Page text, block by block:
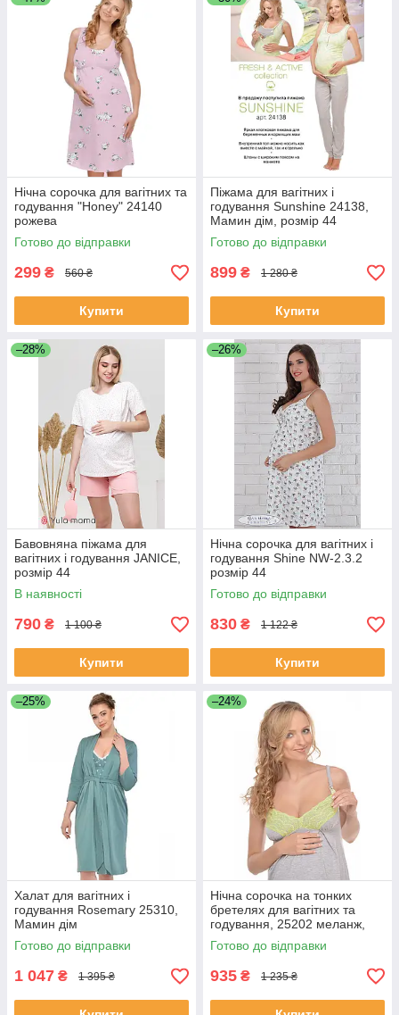
Нічна сорочка для вагітних та
годування "Honey" 24140
рожева
Готово до відправки
299 ₴ 560 ₴
Купити
Піжама для вагітних і
годування Sunshine 24138,
Мамин дім, розмір 44
Готово до відправки
899 ₴ 1 280 ₴
Купити
–28%
Бавовняна піжама для
вагітних і годування JANICE,
розмір 44
В наявності
790 ₴ 1 100 ₴
Купити
–26%
Нічна сорочка для вагітних і
годування Shine NW-2.3.2
розмір 44
Готово до відправки
830 ₴ 1 122 ₴
Купити
–25%
Халат для вагітних і
годування Rosemary 25310,
Мамин дім
Готово до відправки
1 047 ₴ 1 395 ₴
–24%
Нічна сорочка на тонких
бретелях для вагітних та
годування, 25202 меланж,
Мамин дім
Готово до відправки
935 ₴ 1 235 ₴